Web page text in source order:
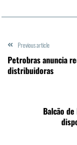
Previous article
Petrobras anuncia
distribuidoras
Balcão